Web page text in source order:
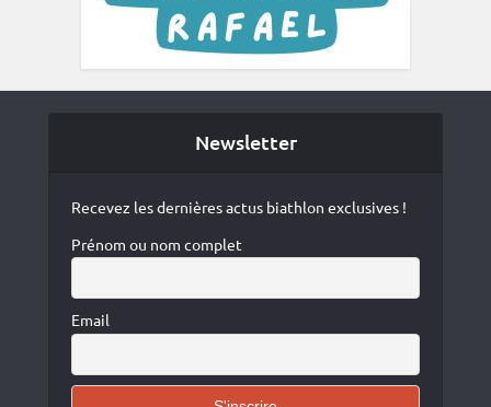
Newsletter
Recevez les dernières actus biathlon exclusives !
Prénom ou nom complet
Email